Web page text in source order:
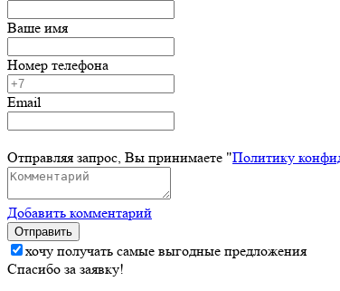
Ваше имя
Номер телефона
Email
Отправляя запрос, Вы принимаете "Политику
Добавить комментарий
Отправить
хочу получать самые выгодные предложения
Спасибо за заявку!